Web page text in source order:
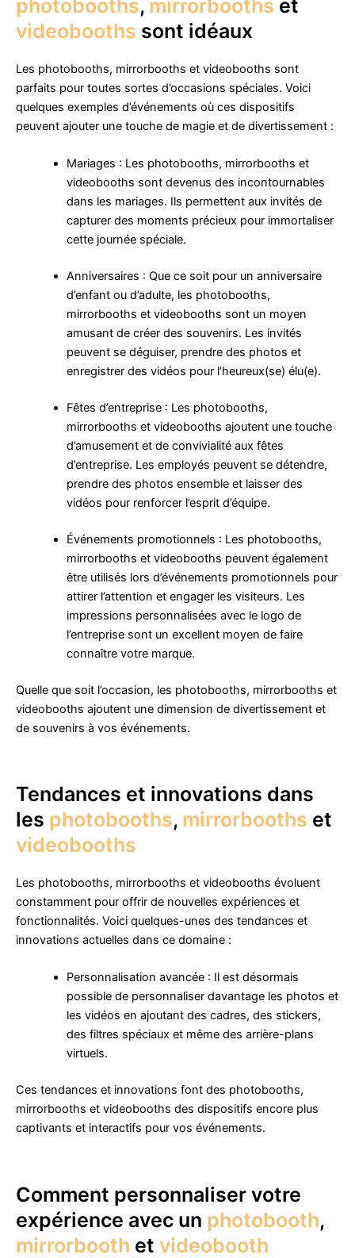
photobooths, mirrorbooths et
videobooths sont idéaux
Les photobooths, mirrorbooths et videobooths sont
parfaits pour toutes sortes d’occasions spéciales. Voici
quelques exemples d’événements où ces dispositifs
peuvent ajouter une touche de magie et de divertissement :
Mariages : Les photobooths, mirrorbooths et
videobooths sont devenus des incontournables
dans les mariages. Ils permettent aux invités de
capturer des moments précieux pour immortaliser
cette journée spéciale.
Anniversaires : Que ce soit pour un anniversaire
d’enfant ou d’adulte, les photobooths,
mirrorbooths et videobooths sont un moyen
amusant de créer des souvenirs. Les invités
peuvent se déguiser, prendre des photos et
enregistrer des vidéos pour l’heureux(se) élu(e).
Fêtes d’entreprise : Les photobooths,
mirrorbooths et videobooths ajoutent une touche
d’amusement et de convivialité aux fêtes
d’entreprise. Les employés peuvent se détendre,
prendre des photos ensemble et laisser des
vidéos pour renforcer l’esprit d’équipe.
Événements promotionnels : Les photobooths,
mirrorbooths et videobooths peuvent également
être utilisés lors d’événements promotionnels pour
attirer l’attention et engager les visiteurs. Les
impressions personnalisées avec le logo de
l’entreprise sont un excellent moyen de faire
connaître votre marque.
Quelle que soit l’occasion, les photobooths, mirrorbooths et
videobooths ajoutent une dimension de divertissement et
de souvenirs à vos événements.
Tendances et innovations dans
les photobooths, mirrorbooths et
videobooths
Les photobooths, mirrorbooths et videobooths évoluent
constamment pour offrir de nouvelles expériences et
fonctionnalités. Voici quelques-unes des tendances et
innovations actuelles dans ce domaine :
Personnalisation avancée : Il est désormais
possible de personnaliser davantage les photos et
les vidéos en ajoutant des cadres, des stickers,
des filtres spéciaux et même des arrière-plans
virtuels.
Ces tendances et innovations font des photobooths,
mirrorbooths et videobooths des dispositifs encore plus
captivants et interactifs pour vos événements.
Comment personnaliser votre
expérience avec un photobooth,
mirrorbooth et videobooth